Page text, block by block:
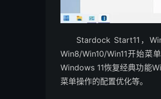
Stardock Start11，
Win8/Win10/Win11开始菜
Windows 11恢复经典功能
菜单操作的配置优化等。